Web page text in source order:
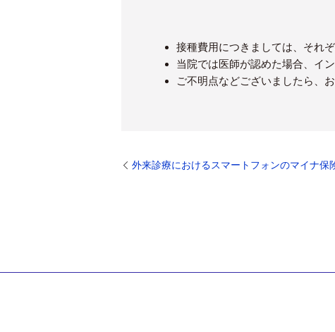
接種費用につきましては、それ
当院では医師が認めた場合、イ
ご不明点などございましたら、
外来診療におけるスマートフォンのマイナ保